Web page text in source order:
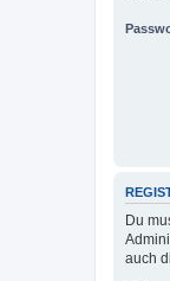
Du
auch